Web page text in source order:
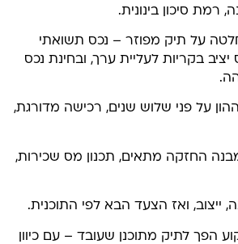
על תיק מפוזר – נכס תשואתי
בקריות לעליית ערך, ובחינת נכס
על פני שלוש שנים, רכישה מדורגת,
החזקה מתאים, תכנון מס שכירות,
ואז הצעד הבא לפי התוכנית.
הפך לתיק מתוכנן שעובד – עם כיוון